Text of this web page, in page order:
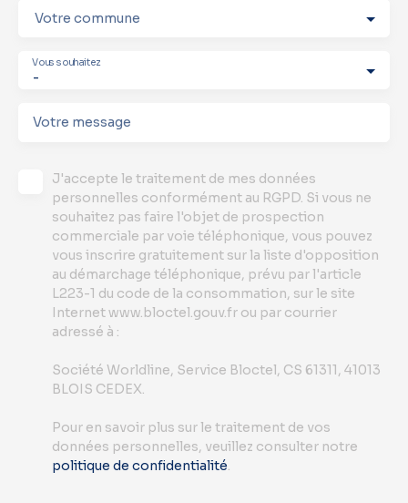
Votre commune
-
Vous souhaitez
Votre message
J'accepte le traitement de mes données
personnelles conformément au RGPD. Si vous ne
souhaitez pas faire l'objet de prospection
commerciale par voie téléphonique, vous pouvez
vous inscrire gratuitement sur la liste d'opposition
au démarchage téléphonique, prévu par l'article
L223-1 du code de la consommation, sur le site
Internet www.bloctel.gouv.fr ou par courrier
adressé à :
Société Worldline, Service Bloctel, CS 61311, 41013
BLOIS CEDEX.
Pour en savoir plus sur le traitement de vos
données personnelles, veuillez consulter notre
politique de confidentialité.